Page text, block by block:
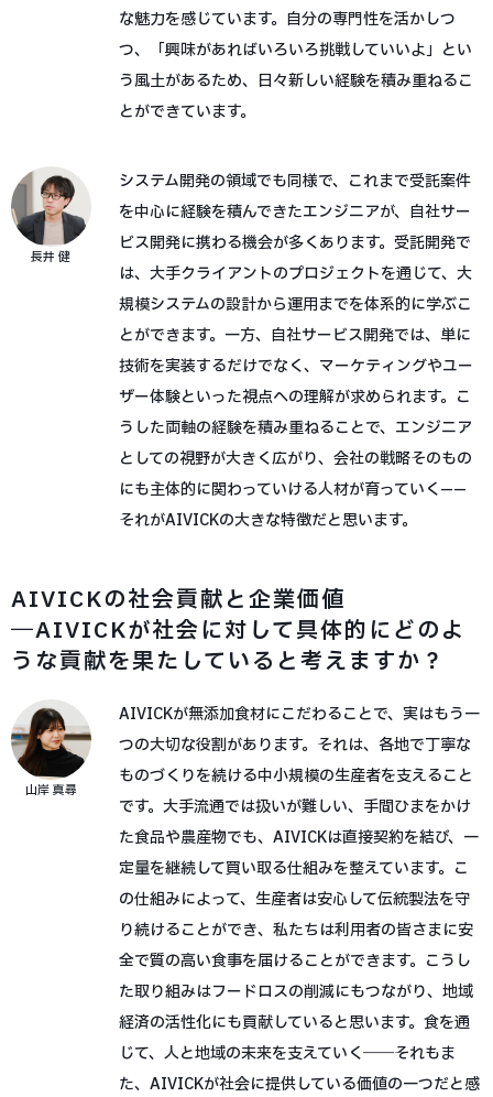
な魅力を感じています。自分の専門性を活かしつ
つ、「興味があればいろいろ挑戦していいよ」とい
う風土があるため、日々新しい経験を積み重ねるこ
とができています。
長井 健
システム開発の領域でも同様で、これまで受託案件
を中心に経験を積んできたエンジニアが、自社サー
ビス開発に携わる機会が多くあります。受託開発で
は、大手クライアントのプロジェクトを通じて、大
規模システムの設計から運用までを体系的に学ぶこ
とができます。一方、自社サービス開発では、単に
技術を実装するだけでなく、マーケティングやユー
ザー体験といった視点への理解が求められます。こ
うした両軸の経験を積み重ねることで、エンジニア
としての視野が大きく広がり、会社の戦略そのもの
にも主体的に関わっていける人材が育っていく——
それがAIVICKの大きな特徴だと思います。
AIVICKの社会貢献と企業価値
―AIVICKが社会に対して具体的にどのよ
うな貢献を果たしていると考えますか？
山岸 真尋
AIVICKが無添加食材にこだわることで、実はもう一
つの大切な役割があります。それは、各地で丁寧な
ものづくりを続ける中小規模の生産者を支えること
です。大手流通では扱いが難しい、手間ひまをかけ
た食品や農産物でも、AIVICKは直接契約を結び、一
定量を継続して買い取る仕組みを整えています。こ
の仕組みによって、生産者は安心して伝統製法を守
り続けることができ、私たちは利用者の皆さまに安
全で質の高い食事を届けることができます。こうし
た取り組みはフードロスの削減にもつながり、地域
経済の活性化にも貢献していると思います。食を通
じて、人と地域の未来を支えていく――それもま
た、AIVICKが社会に提供している価値の一つだと感